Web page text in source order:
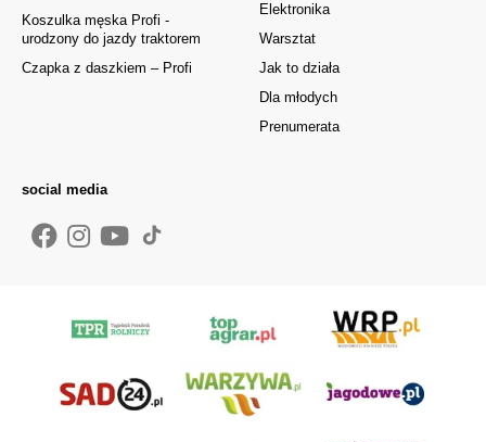
Elektronika
Warsztat
Jak to działa
Dla młodych
Prenumerata
Koszulka męska Profi -
urodzony do jazdy traktorem
Czapka z daszkiem – Profi
social media